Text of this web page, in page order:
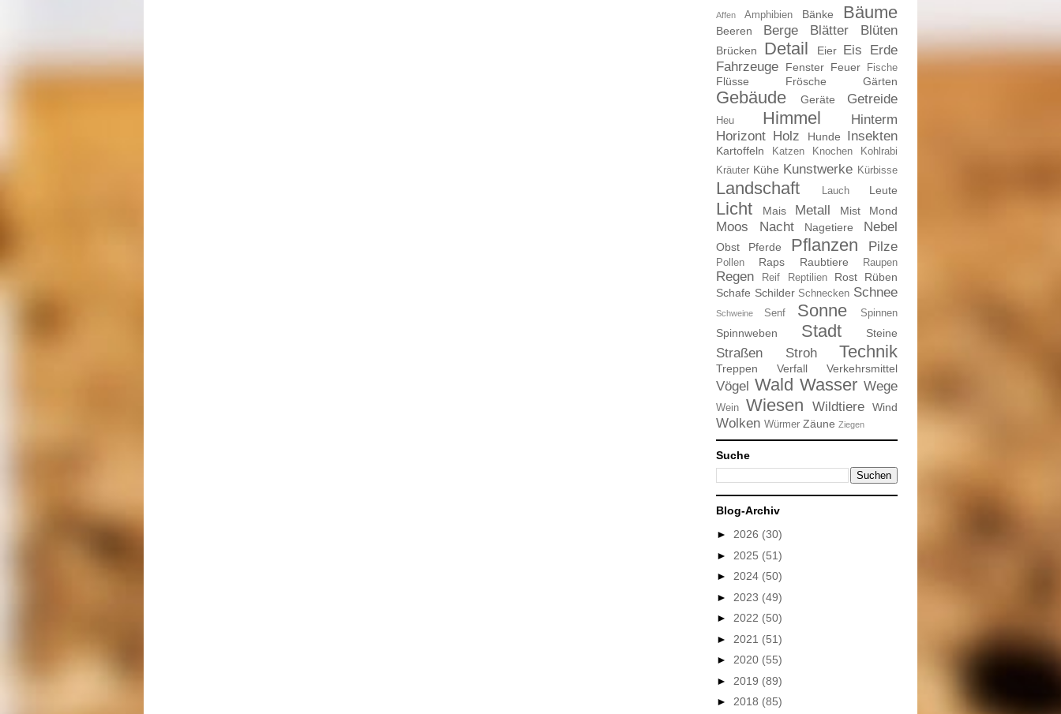
Affen Amphibien Bänke Bäume
Beeren Berge Blätter Blüten
Brücken Detail Eier Eis
Erde
Fahrzeuge
Fenster Feuer Fische
Flüsse Frösche Gärten
Gebäude Geräte Getreide
Heu Himmel
Hinterm
Horizont Holz Hunde Insekten
Kartoffeln Katzen Knochen
Kohlrabi
Kräuter Kühe Kunstwerke Kürbisse
Landschaft Lauch Leute
Licht Mais Metall Mist Mond
Moos Nacht Nagetiere Nebel
Obst Pferde Pflanzen Pilze
Pollen Raps Raubtiere Raupen
Regen Reif Reptilien Rost
Rüben
Schafe Schilder Schnecken Schnee
Schweine Senf Sonne Spinnen
Spinnweben Stadt Steine
Straßen Stroh Technik
Treppen Verfall Verkehrsmittel
Vögel Wald Wasser Wege
Wein Wiesen Wildtiere Wind
Wolken Würmer Zäune Ziegen
Suche
Blog-Archiv
► 2026 (30)
► 2025 (51)
► 2024 (50)
► 2023 (49)
► 2022 (50)
► 2021 (51)
► 2020 (55)
► 2019 (89)
► 2018 (85)